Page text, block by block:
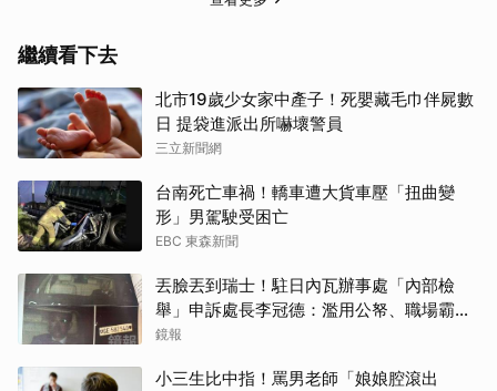
繼續看下去
北市19歲少女家中產子！死嬰藏毛巾伴屍數
日 提袋進派出所嚇壞警員
三立新聞網
台南死亡車禍！轎車遭大貨車壓「扭曲變
形」男駕駛受困亡
EBC 東森新聞
丟臉丟到瑞士！駐日內瓦辦事處「內部檢
舉」申訴處長李冠德：濫用公帑、職場霸
凌、超速仔拒繳罰單 外交部要查了
鏡報
小三生比中指！罵男老師「娘娘腔滾出